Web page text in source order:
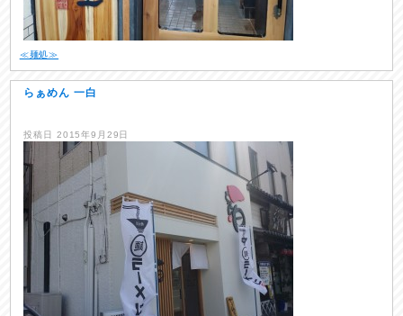
≪麺処≫
らぁめん 一白
投稿日 2015年9月29日